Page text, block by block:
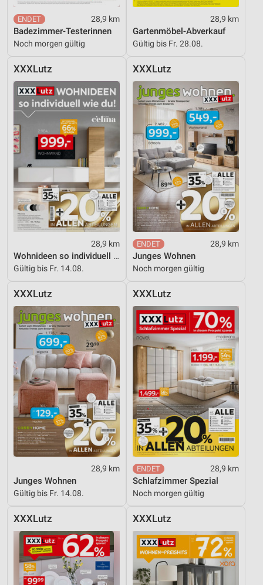
28,9 km
Badezimmer-Testerinnen
Noch morgen gültig
28,9 km
Gartenmöbel-Abverkauf
Gültig bis Fr. 28.08.
XXXLutz
28,9 km
Wohnideen so individuell wie du!
Gültig bis Fr. 14.08.
XXXLutz
28,9 km
Junges Wohnen
Noch morgen gültig
XXXLutz
28,9 km
Junges Wohnen
Gültig bis Fr. 14.08.
XXXLutz
28,9 km
Schlafzimmer Spezial
Noch morgen gültig
XXXLutz XXXLutz
von Inhalten
Verwendung von Profilen zur Auswahl
personalisierter Inhalte
Messung der Werbeleistung
Messung der Performance von Inhalten
Analyse von Zielgruppen durch Statistiken oder
Kombinationen von Daten aus verschiedenen
Quellen
Entwicklung und Verbesserung der Angebote
Verwendung reduzierter Daten zur Auswahl von
Inhalten
IAB-Besonderheiten:
Verwendung genauer Standortdaten
Geräte anhand von aktiv angeforderten
Informationen identifizieren
Performance
Funktional
Werbung